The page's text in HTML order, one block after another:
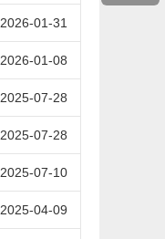
2026-01-31
2026-01-08
2025-07-28
2025-07-28
2025-07-10
2025-04-09